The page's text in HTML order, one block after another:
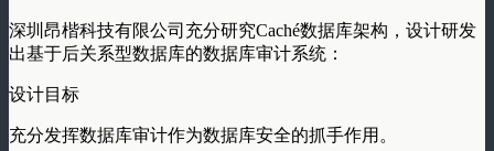
深圳昂楷科技有限公司充分研究Caché数据库架构，设计研发
出基于后关系型数据库的数据库审计系统：
设计目标
充分发挥数据库审计作为数据库安全的抓手作用。